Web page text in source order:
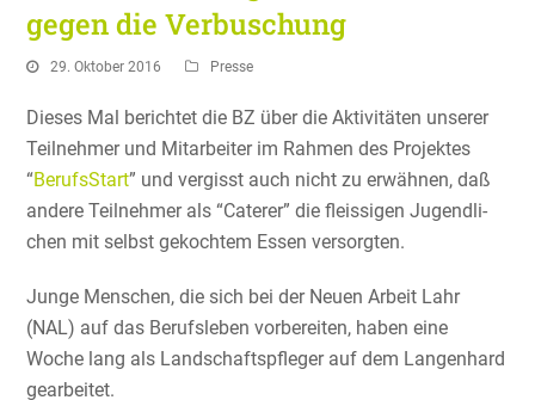
gegen die Verbuschung
29. Oktober 2016 Presse
Dieses Mal berichtet die BZ über die Aktivi­täten unserer
Teilnehmer und Mitar­beiter im Rahmen des Projektes
“Berufs­Start” und vergisst auch nicht zu erwähnen, daß
andere Teilnehmer als “Caterer” die fleis­sigen Jugend­li­
chen mit selbst gekochtem Essen versorgten.
Junge Menschen, die sich bei der Neuen Arbeit Lahr
(NAL) auf das Berufs­leben vorbe­reiten, haben eine
Woche lang als Landschafts­pfleger auf dem Langen­hard
gearbeitet.